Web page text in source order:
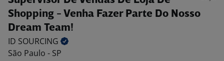
Shopping - Venha Fazer Parte Do Nosso
Dream Team!
ID SOURCING
São Paulo - SP